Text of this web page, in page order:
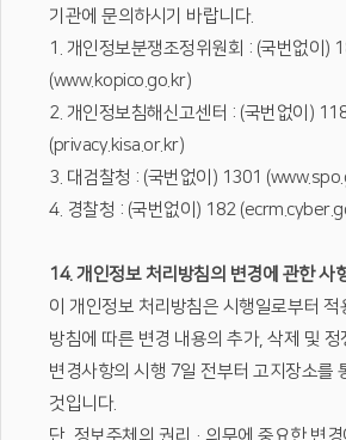
기관에 문의하시기 바랍니다.
1. 개인정보분쟁조정위원회 : (국번없이)
(www.kopico.go.kr)
2. 개인정보침해신고센터 : (국번없이)
(privacy.kisa.or.kr)
3. 대검찰청 : (국번없이) 1301
4. 경찰청 : (국번없이) 182
14. 개인정보 처리방침의 변경에 관한 사
이 개인정보 처리방침은 시행일로부터 적
방침에 따른 변경 내용의 추가, 삭제 및
변경사항의 시행 7일 전부터 고지장소를
것입니다.
단, 정보주체의 권리·의무에 중요한 변